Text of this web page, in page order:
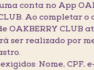
conta no App
Ao completar
OAKBERRY
ser realizado por
Nome,